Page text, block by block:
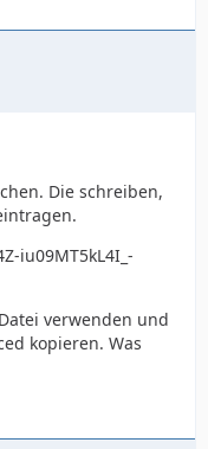
Die schreiben,
iu09MT5kL4I_-
verwenden und
kopieren. Was